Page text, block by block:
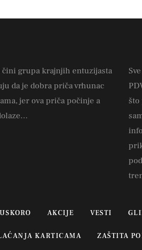
čini grupa krajnjih entuzijasta
da je dobra priča vrhunac
jer ova priča počinje a
USKORO AKCIJE VESTI
KARTICAMA ZAŠTITA